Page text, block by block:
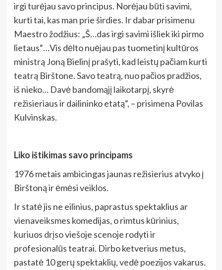
irgi turėjau savo principus. Norėjau būti savimi,
kurti tai, kas man prie širdies. Ir dabar prisimenu
Maestro žodžius: „Š…das irgi savimi išliek iki pirmo
lietaus“…Vis dėlto nuėjau pas tuometinį kultūros
ministrą Joną Bielinį prašyti, kad leistų pačiam kurti
teatrą Birštone. Savo teatrą, nuo pačios pradžios,
iš nieko… Davė bandomąjį laikotarpį, skyrė
režisieriaus ir dailininko etatą“, – prisimena Povilas
Kulvinskas.
Liko ištikimas savo principams
1976 metais ambicingas jaunas režisierius atvyko į
Birštoną ir ėmėsi veiklos.
Ir statė jis ne eilinius, paprastus spektaklius ar
vienaveiksmes komedijas, o rimtus kūrinius,
kuriuos drįso viešoje scenoje rodyti ir
profesionalūs teatrai. Dirbo ketverius metus,
pastatė 10 gerų spektaklių, vedė poezijos vakarus.